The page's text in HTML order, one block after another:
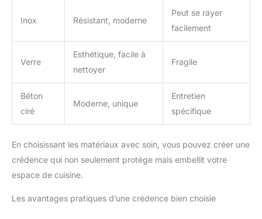
Inox Résistant, moderne
Peut se rayer
facilement
Verre
Esthétique, facile à
nettoyer
Fragile
Béton
ciré
Moderne, unique
Entretien
spécifique
En choisissant les matériaux avec soin, vous pouvez créer une
crédence qui non seulement protège mais embellit votre
espace de cuisine.
Les avantages pratiques d’une crédence bien choisie